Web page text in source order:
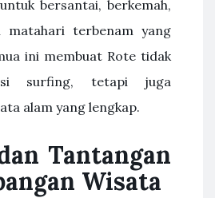
bersantai, berkemah,
matahari terbenam yang
ini membuat Rote tidak
surfing, tetapi juga
alam yang lengkap.
Tantangan
Wisata